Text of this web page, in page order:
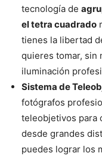
tecnología de
el tetra cuadrado
tienes la libertad
quieres tomar, sin
iluminación
Sistema de
fotógrafos
teleobjetivos para
desde grandes
puedes lograr los